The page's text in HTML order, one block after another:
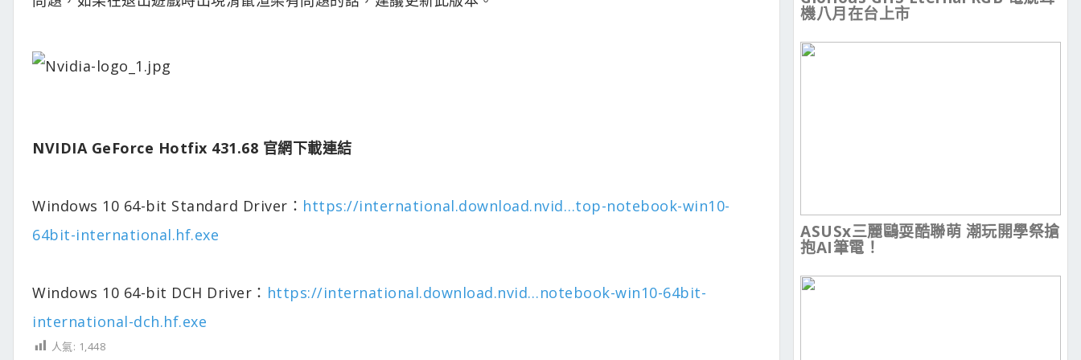
NVIDIA GeForce Hotfix 431.68 官網下載連結
Windows 10 64-bit Standard Driver： https://international.download.nvid…top-notebook-win10-
64bit-international.hf.exe
Windows 10 64-bit DCH Driver： https://international.download.nvid…notebook-win10-64bit-
international-dch.hf.exe
人氣: 1,448
機八月在台上市
ASUSx三麗鷗耍酷聯萌 潮玩開學祭搶
抱AI筆電！